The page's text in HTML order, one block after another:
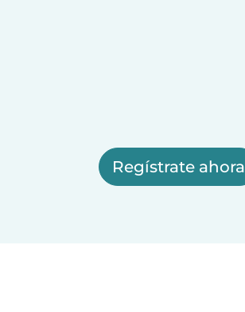
Regístrate ahora